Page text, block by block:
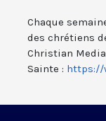
Chaque
des chrétiens
Christian
Sainte : https://